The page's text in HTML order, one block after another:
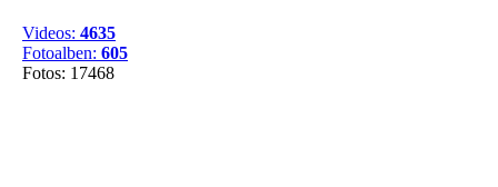
Videos: 4635
Fotoalben: 605
Fotos: 17468